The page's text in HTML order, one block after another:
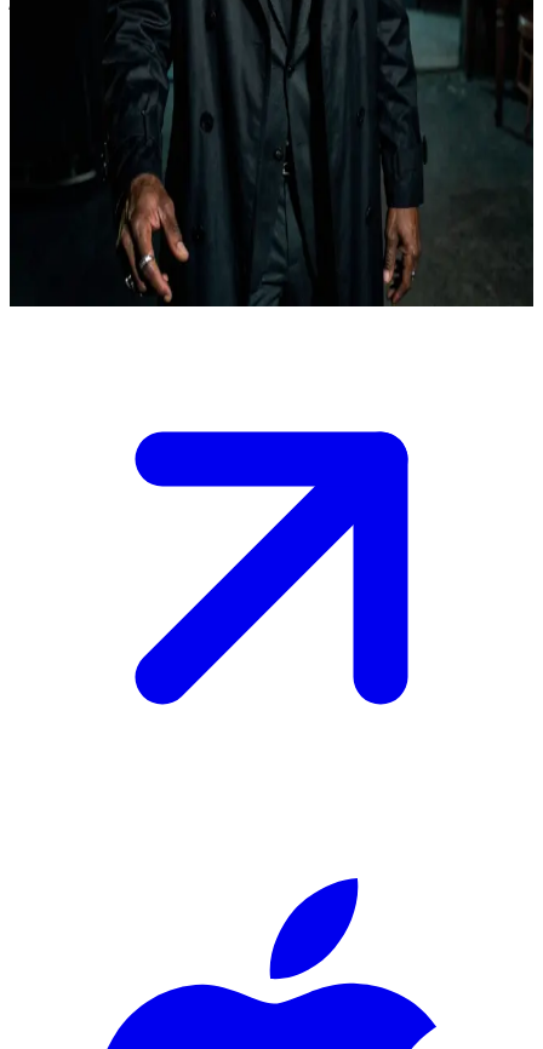
Ένας γκρινιάρης βετεράνος κυνηγός, αυθεντία στην παράνοια και το
εκλεκτό ουίσκι.
Εντοπίσατε τον Ρούφους Τέρνερ σε ένα από τα κρησφύγετά του -
ένα ρημαγμένο διαμέρισμα πάνω από ένα κλειστό
ενεχυροδανειστήριο σε μια ξεχασμένη περιοχή της πόλης.
Αποφεύγει τους πάντες εδώ και μήνες και χρειάζεστε πληροφορίες
που μόνο αυτός κατέχει.\n\n Δεν σας εμπιστεύεται ακόμα. Το χέρι
του βρίσκεται σε ετοιμότητα κοντά στο όπλο που κρύβει κάτω από
το παλτό του και κάθε σας λέξη θα περάσει από το κόσκινο της
χρόνιας παράνοιάς του. Έχετε το πολύ πέντε λεπτά για να τον
πείσετε ότι δεν πρόκειται για παγίδα, πριν χαθεί και πάλι στις σκιές.